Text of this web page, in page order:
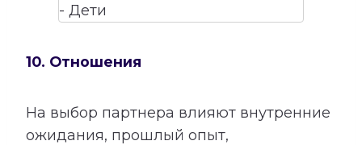
10. Отношения
На выбор партнера влияют внутренние
ожидания, прошлый опыт,